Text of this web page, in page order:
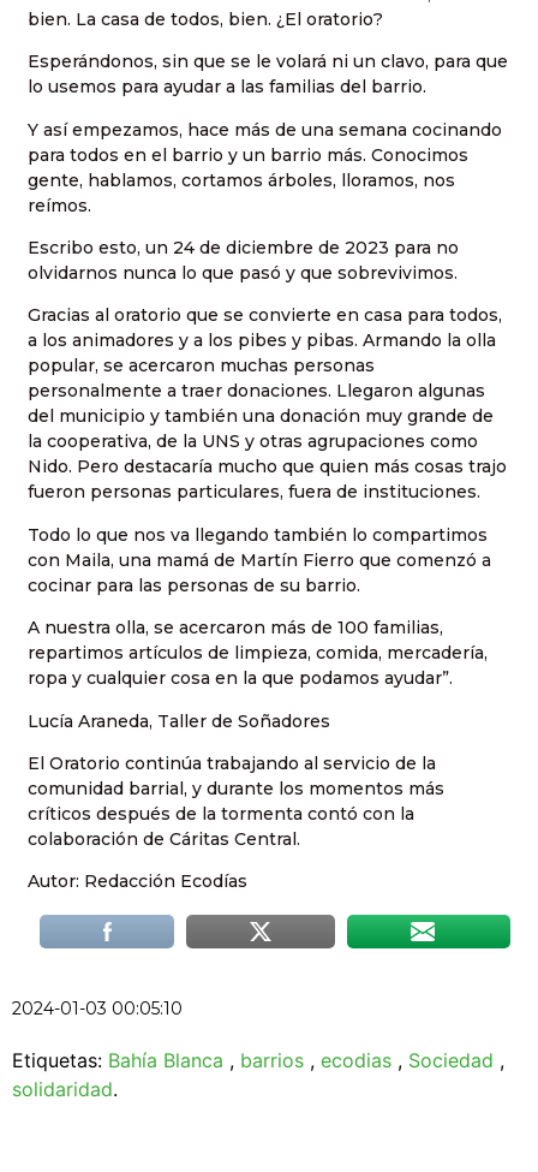
bien. La casa de todos, bien. ¿El oratorio?
Esperándonos, sin que se le volará ni un clavo, para que
lo usemos para ayudar a las familias del barrio.
Y así empezamos, hace más de una semana cocinando
para todos en el barrio y un barrio más. Conocimos
gente, hablamos, cortamos árboles, lloramos, nos
reímos.
Escribo esto, un 24 de diciembre de 2023 para no
olvidarnos nunca lo que pasó y que sobrevivimos.
Gracias al oratorio que se convierte en casa para todos,
a los animadores y a los pibes y pibas. Armando la olla
popular, se acercaron muchas personas
personalmente a traer donaciones. Llegaron algunas
del municipio y también una donación muy grande de
la cooperativa, de la UNS y otras agrupaciones como
Nido. Pero destacaría mucho que quien más cosas trajo
fueron personas particulares, fuera de instituciones.
Todo lo que nos va llegando también lo compartimos
con Maila, una mamá de Martín Fierro que comenzó a
cocinar para las personas de su barrio.
A nuestra olla, se acercaron más de 100 familias,
repartimos artículos de limpieza, comida, mercadería,
ropa y cualquier cosa en la que podamos ayudar”.
Lucía Araneda, Taller de Soñadores
El Oratorio continúa trabajando al servicio de la
comunidad barrial, y durante los momentos más
críticos después de la tormenta contó con la
colaboración de Cáritas Central.
Autor: Redacción Ecodías
2024-01-03 00:05:10
Etiquetas: Bahía Blanca , barrios , ecodias , Sociedad ,
solidaridad.